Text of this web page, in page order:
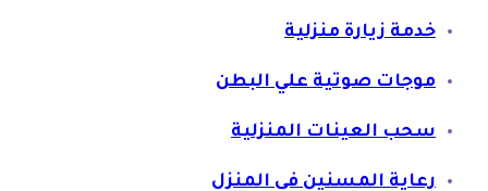
خدمة زيارة منزلية
موجات صوتية علي البطن
سحب العينات المنزلية
رعاية المسنين في المنزل